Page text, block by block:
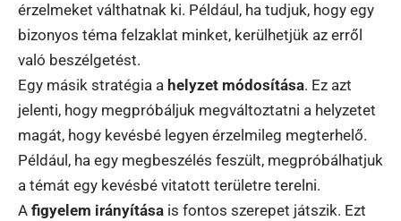
érzelmeket válthatnak ki. Például, ha tudjuk, hogy egy
bizonyos téma felzaklat minket, kerülhetjük az erről
való beszélgetést.
Egy másik stratégia a helyzet módosítása. Ez azt
jelenti, hogy megpróbáljuk megváltoztatni a helyzetet
magát, hogy kevésbé legyen érzelmileg megterhelő.
Például, ha egy megbeszélés feszült, megpróbálhatjuk
a témát egy kevésbé vitatott területre terelni.
A figyelem irányítása is fontos szerepet játszik. Ezt